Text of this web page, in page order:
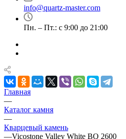
info@quartz-master.com
Пн. – Пт.: с 9:00 до 21:00
Главная
—
Каталог камня
—
Кварцевый камень
—Vicostone Valley White BQ 2600